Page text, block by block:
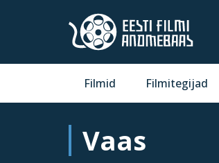
Filmid Filmitegijad
Vaas